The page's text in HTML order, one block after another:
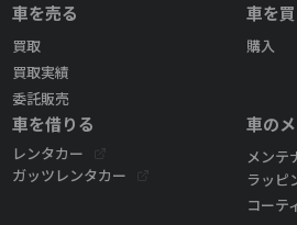
車を売る
買取
買取実績
委託販売
車を
購入
車を借りる
レンタカー
ガッツレンタカー
車の
メンテ
ラッピ
コーテ